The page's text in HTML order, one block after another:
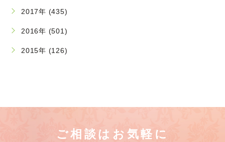
2017年 (435)
2016年 (501)
2015年 (126)
ご相談はお気軽に